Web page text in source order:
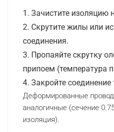
Зачистите изоляцию
Скрутите жилы или
соединения.
Пропаяйте скрутку
припоем (температура
Закройте
Деформированные
аналогичные (сечение
изоляция).